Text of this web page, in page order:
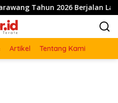
2026 Berjalan Lancar dan
Artikel Tentang Kami